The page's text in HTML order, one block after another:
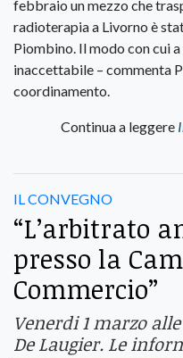
febbraio un mezzo che
radioterapia a Livorno è
Piombino. Il modo con cui
inaccettabile – commenta
coordinamento.
Continua a leggere
IL CONVEGNO
“L’arbitrato
presso la
Commercio”
Venerdi 1 marzo
De Laugier. Le